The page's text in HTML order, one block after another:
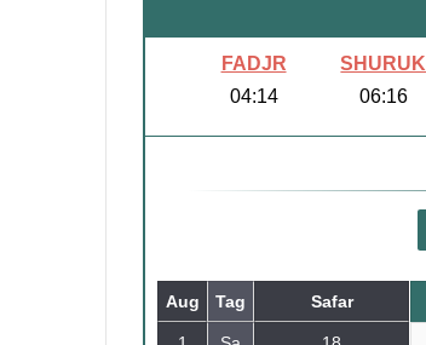
FADJR
04:14
SHURUK
06:16
Aug Tag Safar